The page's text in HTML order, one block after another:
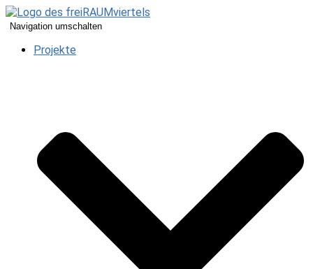
Navigation umschalten
Projekte